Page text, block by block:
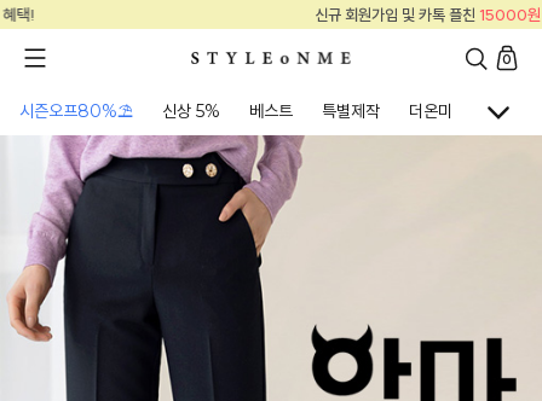
15000원혜택!
0
시즌오프80%⛱ 신상 5% 베스트 특별제작 더온미 골프웨어